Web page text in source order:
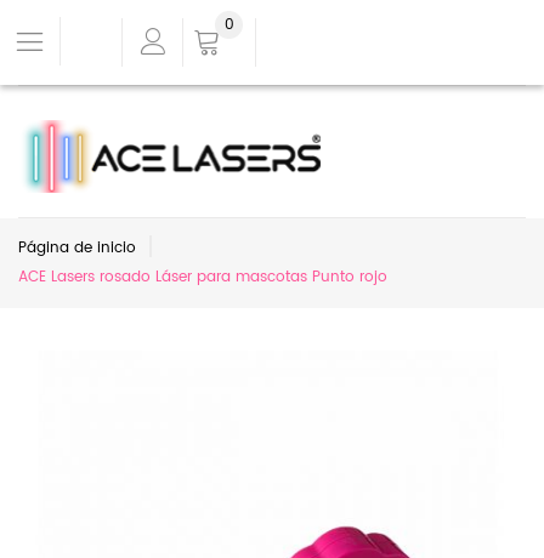
0
Página de inicio
ACE Lasers rosado Láser para mascotas Punto rojo